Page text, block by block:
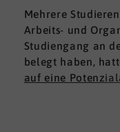
Mehrere
Arbeits- und
Studiengang an
belegt haben,
auf eine